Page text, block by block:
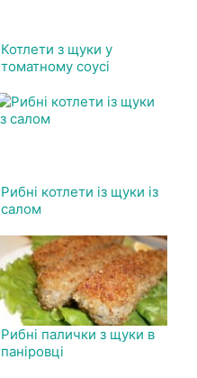
Котлети з щуки у
томатному соусі
Рибні котлети із щуки із
салом
Рибні палички з щуки в
паніровці